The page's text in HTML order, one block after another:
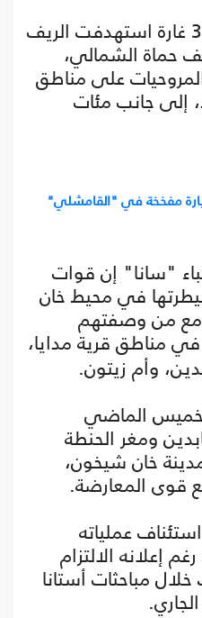
وأحصى ما يزيد على 30 غارة استهدفت الريف
حماة الشمالي،
على مناطق
إلى جانب مئات
مفخخة في "القامشلي"
"سانا" إن قوات
في محيط خان
مع من وصفتهم
مناطق قرية مدايا،
وأم زيتون.
الماضي
ومغر الحنطة
خان شيخون،
قوى المعارضة.
عملياته
إعلانه الالتزام
مباحثات أستانا